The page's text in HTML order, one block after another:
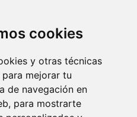
cookies
y otras técnicas
mejorar tu
de navegación en
para mostrarte
con tecnología
Iztaccihuatl Norte C.P. 08810